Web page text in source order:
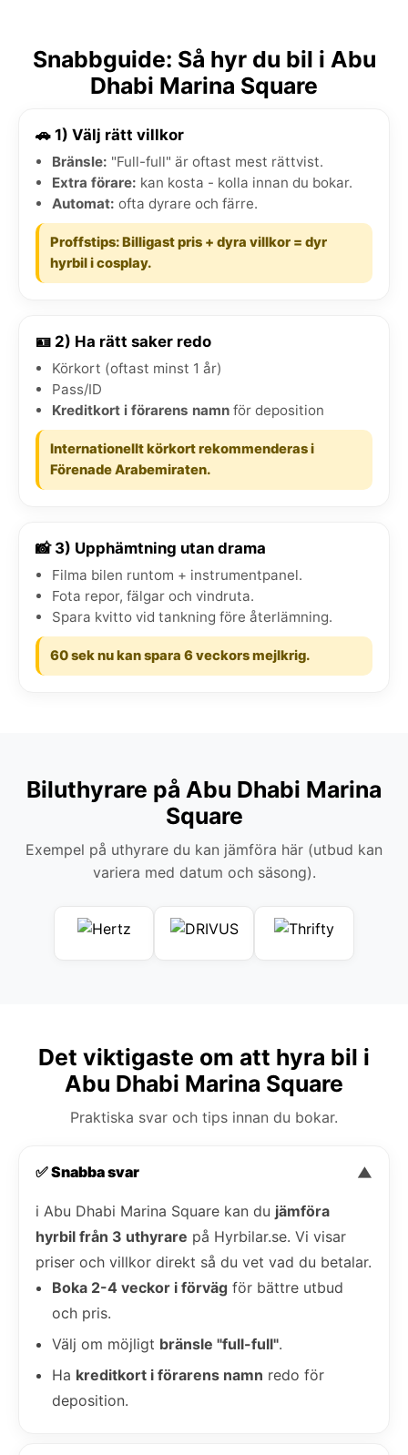
Snabbguide: Så hyr du bil i Abu
Dhabi Marina Square
🚗 1) Välj rätt villkor
Bränsle: "Full-full" är oftast mest rättvist.
Extra förare: kan kosta - kolla innan du bokar.
Automat: ofta dyrare och färre.
Proffstips: Billigast pris + dyra villkor = dyr
hyrbil i cosplay.
🪪 2) Ha rätt saker redo
Körkort (oftast minst 1 år)
Pass/ID
Kreditkort i förarens namn för deposition
Internationellt körkort rekommenderas i
Förenade Arabemiraten.
📸 3) Upphämtning utan drama
Filma bilen runtom + instrumentpanel.
Fota repor, fälgar och vindruta.
Spara kvitto vid tankning före återlämning.
60 sek nu kan spara 6 veckors mejlkrig.
Biluthyrare på Abu Dhabi Marina
Square
Exempel på uthyrare du kan jämföra här (utbud kan
variera med datum och säsong).
Det viktigaste om att hyra bil i
Abu Dhabi Marina Square
Praktiska svar och tips innan du bokar.
✅ Snabba svar ▼
i Abu Dhabi Marina Square kan du jämföra
hyrbil från 3 uthyrare på Hyrbilar.se. Vi visar
priser och villkor direkt så du vet vad du betalar.
Boka 2-4 veckor i förväg för bättre utbud
och pris.
Välj om möjligt bränsle "full-full".
Ha kreditkort i förarens namn redo för
deposition.